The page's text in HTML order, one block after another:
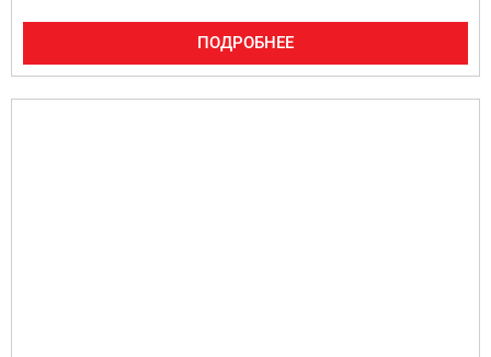
ПОДРОБНЕЕ